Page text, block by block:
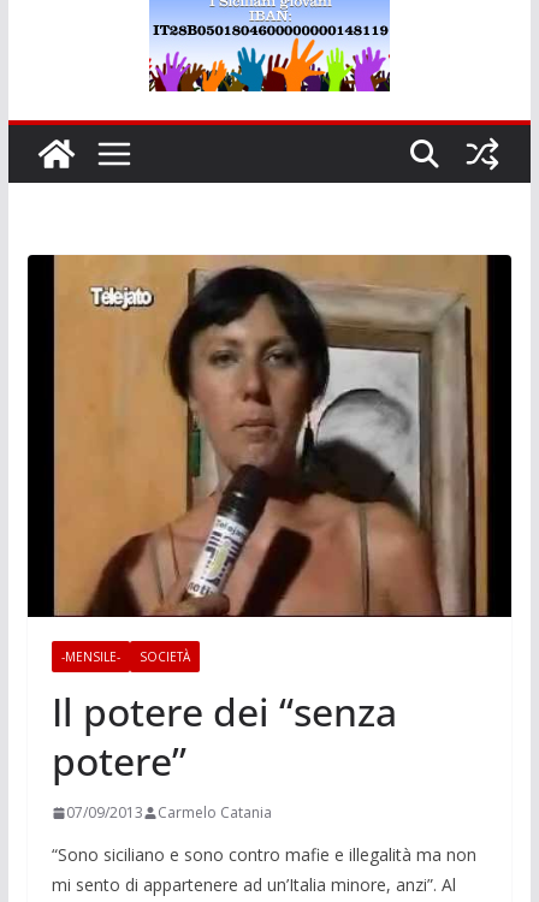
-MENSILE- SOCIETÀ
Il potere dei “senza
potere”
07/09/2013 Carmelo Catania
“Sono siciliano e sono contro mafie e illegalità ma non
mi sento di appartenere ad un’Italia minore, anzi”. Al